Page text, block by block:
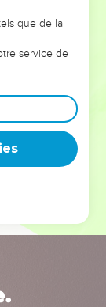
les erreurs
même que ce
responsables
leurs erreurs
ministère, une
est faite
que de la
service de